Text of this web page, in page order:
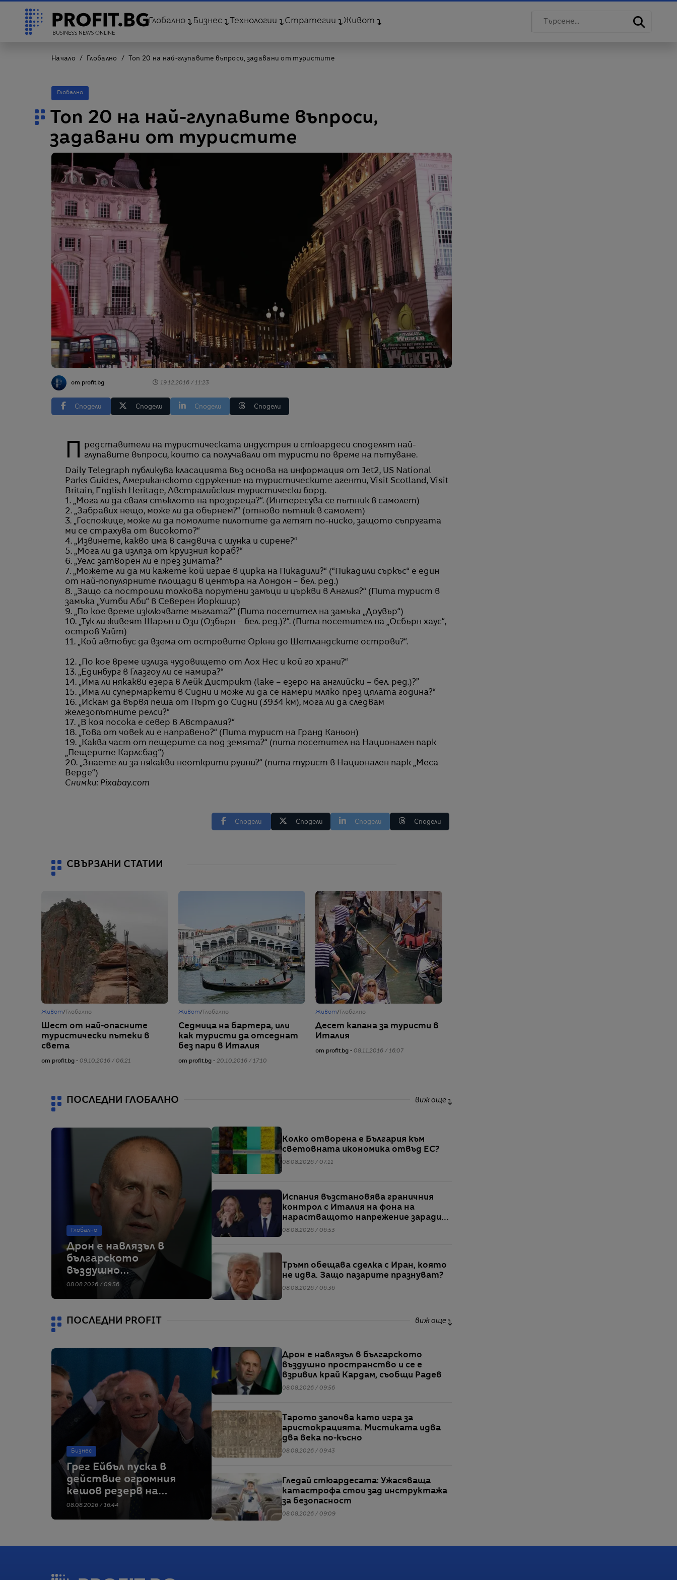
Глобално Бизнес Технологии Стратегии Живот
Начало Глобално Топ 20 на най-глупавите въпроси, задавани от туристите
Глобално
Топ 20 на най-глупавите въпроси,
задавани от туристите
от profit.bg 19.12.2016 / 11:23
Сподели Сподели Сподели Сподели
Представители на туристическата индустрия и стюардеси споделят най-
глупавите въпроси, които са получавали от туристи по време на пътуване.
Daily Telegraph публикува класацията въз основа на информация от Jet2, US National
Parks Guides, Американското сдружение на туристическите агенти, Visit Scotland, Visit
Britain, English Heritage, Австралийския туристически борд.
1. „Мога ли да сваля стъклото на прозореца?“. (Интересува се пътник в самолет)
2. „Забравих нещо, може ли да обърнем?“ (отново пътник в самолет)
3. „Госпожице, може ли да помолите пилотите да летят по-ниско, защото съпругата
ми се страхува от високото?“
4. „Извинете, какво има в сандвича с шунка и сирене?“
5. „Мога ли да изляза от круизния кораб?“
6. „Уелс затворен ли е през зимата?“
7. „Можете ли да ми кажете кой играе в цирка на Пикадили?“ (“Пикадили съркъс“ е един
от най-популярните площади в центъра на Лондон – бел. ред.)
8. „Защо са построили толкова порутени замъци и църкви в Англия?“ (Пита турист в
замъка „Уитби Аби“ в Северен Йоркшир)
9. „По кое време изключвате мъглата?“ (Пита посетител на замъка „Доувър“)
10. „Тук ли живеят Шарън и Ози (Озбърн – бел. ред.)?“. (Пита посетител на „Осбърн хаус“,
остров Уайт)
11. „Кой автобус да взема от островите Оркни до Шетландските острови?“.
12. „По кое време излиза чудовището от Лох Нес и кой го храни?“
13. „Единбург в Глазгоу ли се намира?“
14. „Има ли някакви езера в Лейк Дистрикт (lake – езеро на английски – бел. ред.)?”
15. „Има ли супермаркети в Сидни и може ли да се намери мляко през цялата година?“
16. „Искам да вървя пеша от Пърт до Сидни (3934 км), мога ли да следвам
железопътните релси?“
17. „В коя посока е север в Австралия?“
18. „Това от човек ли е направено?“ (Пита турист на Гранд Каньон)
19. „Каква част от пещерите са под земята?“ (пита посетител на Национален парк
„Пещерите Карлсбад“)
20. „Знаете ли за някакви неоткрити руини?“ (пита турист в Национален парк „Меса
Верде“)
Снимки: Pixabay.com
Сподели Сподели Сподели Сподели
СВЪРЗАНИ СТАТИИ
Живот/Глобално
Шест от най-опасните
туристически пътеки в
света
от profit.bg - 09.10.2016 / 06:21
Живот/Глобално
Седмица на бартера, или
как туристи да отседнат
без пари в Италия
от profit.bg - 20.10.2016 / 17:10
Живот/Глобално
Десет капана за туристи в
Италия
от profit.bg - 08.11.2016 / 16:07
ПОСЛЕДНИ ГЛОБАЛНО виж още
Глобално
Дрон е навлязъл в
българското
въздушно
пространство и се
Радев
08.08.2026 / 09:56
Колко отворена е България към
световната икономика отвъд ЕС?
08.08.2026 / 07:11
Испания възстановява граничния
контрол с Италия на фона на
нарастващото напрежение заради
мигрантите
08.08.2026 / 06:53
Тръмп обещава сделка с Иран, която
не идва. Защо пазарите празнуват?
08.08.2026 / 06:36
ПОСЛЕДНИ PROFIT виж още
Бизнес
Грег Ейбъл пуска в
действие огромния
кешов резерв на
Бъфет
08.08.2026 / 16:44
Дрон е навлязъл в българското
въздушно пространство и се е
взривил край Кардам, съобщи Радев
08.08.2026 / 09:56
Тарото започва като игра за
аристокрацията. Мистиката идва
два века по-късно
08.08.2026 / 09:43
Гледай стюардесата: Ужасяваща
катастрофа стои зад инструктажа
за безопасност
08.08.2026 / 09:09